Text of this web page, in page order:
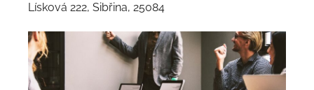
Lísková 222, Sibřina, 25084